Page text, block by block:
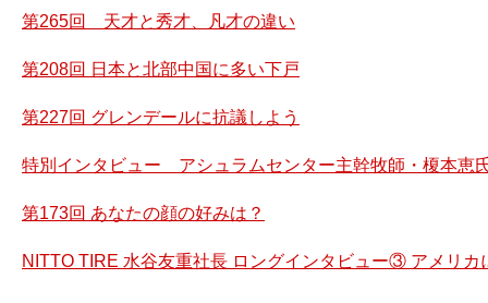
第265回 天才と秀才、凡才の違い
第208回 日本と北部中国に多い下戸
第227回 グレンデールに抗議しよう
特別インタビュー アシュラムセンター主幹牧師・榎本恵
第173回 あなたの顔の好みは？
NITTO TIRE 水谷友重社長 ロングインタビュー③ アメリカ